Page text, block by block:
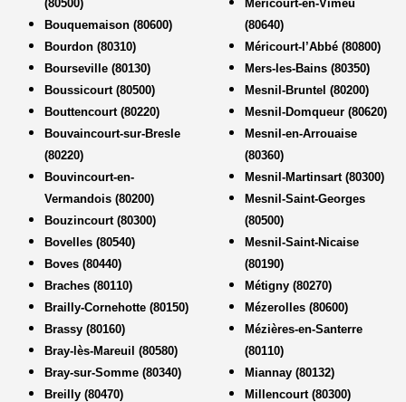
(80500)
Bouquemaison (80600)
Bourdon (80310)
Bourseville (80130)
Boussicourt (80500)
Bouttencourt (80220)
Bouvaincourt-sur-Bresle
(80220)
Bouvincourt-en-
Vermandois (80200)
Bouzincourt (80300)
Bovelles (80540)
Boves (80440)
Braches (80110)
Brailly-Cornehotte (80150)
Brassy (80160)
Bray-lès-Mareuil (80580)
Bray-sur-Somme (80340)
Breilly (80470)
Méricourt-en-Vimeu
(80640)
Méricourt-l’Abbé (80800)
Mers-les-Bains (80350)
Mesnil-Bruntel (80200)
Mesnil-Domqueur (80620)
Mesnil-en-Arrouaise
(80360)
Mesnil-Martinsart (80300)
Mesnil-Saint-Georges
(80500)
Mesnil-Saint-Nicaise
(80190)
Métigny (80270)
Mézerolles (80600)
Mézières-en-Santerre
(80110)
Miannay (80132)
Millencourt (80300)